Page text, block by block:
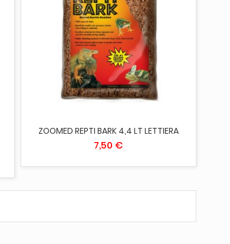
ESAURITO
ZOOMED REPTI BARK 4,4 LT LETTIERA
7,50 €